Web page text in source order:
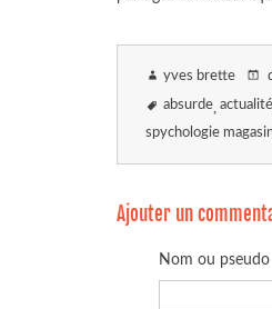
yves brette
absurde actualité
spychologie
Ajouter un
Nom ou pseudo